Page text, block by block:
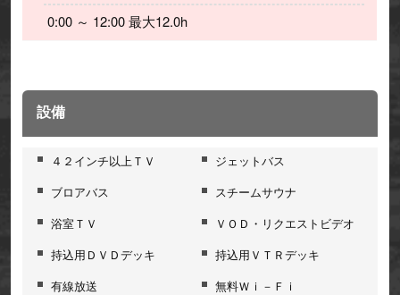
  0:00 ～ 12:00 最大12.0h
設備
４２インチ以上ＴＶ
ジェットバス
ブロアバス
スチームサウナ
浴室ＴＶ
ＶＯＤ・リクエストビデオ
持込用ＤＶＤデッキ
持込用ＶＴＲデッキ
有線放送
無料Ｗｉ－Ｆｉ